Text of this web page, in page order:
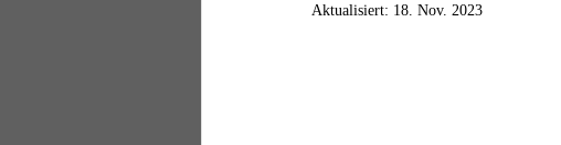
Aktualisiert: 18. Nov. 2023